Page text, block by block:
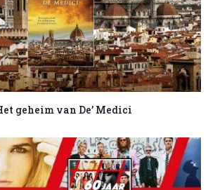
geheim van De’ Medici